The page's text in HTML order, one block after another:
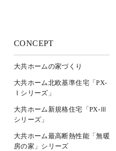
CONCEPT
大共ホームの家づくり
大共ホーム北欧基準住宅「PX-
Ⅰシリーズ」
大共ホーム新規格住宅「PX-Ⅲ
シリーズ」
大共ホーム最高断熱性能「無暖
房の家」シリーズ